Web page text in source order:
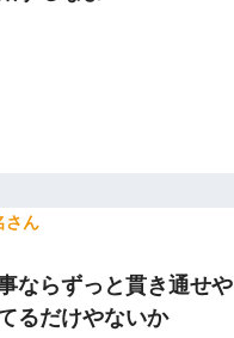
ならずっと貫き通せや
るだけやないか